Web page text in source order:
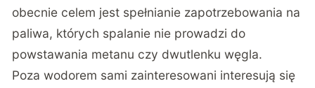
obecnie celem jest spełnianie zapotrzebowania na
paliwa, których spalanie nie prowadzi do
powstawania metanu czy dwutlenku węgla.
Poza wodorem sami zainteresowani interesują się